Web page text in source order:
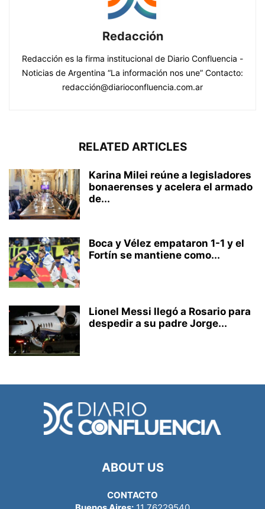
Redacción
Redacción es la firma institucional de Diario Confluencia -
Noticias de Argentina “La información nos une” Contacto:
redacción@diarioconfluencia.com.ar
RELATED ARTICLES
Karina Milei reúne a legisladores
bonaerenses y acelera el armado
de...
Boca y Vélez empataron 1-1 y el
Fortín se mantiene como...
Lionel Messi llegó a Rosario para
despedir a su padre Jorge...
ABOUT US
CONTACTO